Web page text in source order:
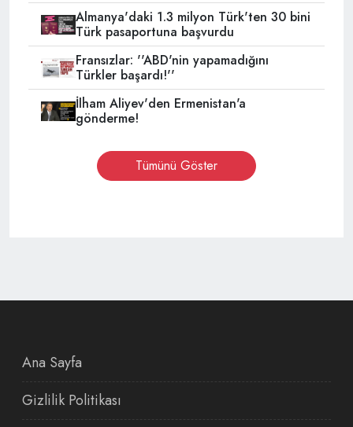
Almanya'daki 1.3 milyon Türk'ten 30 bini
Türk pasaportuna başvurdu
Fransızlar: ''ABD'nin yapamadığını
Türkler başardı!''
İlham Aliyev'den Ermenistan'a
gönderme!
Tümünü Göster
Ana Sayfa
Gizlilik Politikası